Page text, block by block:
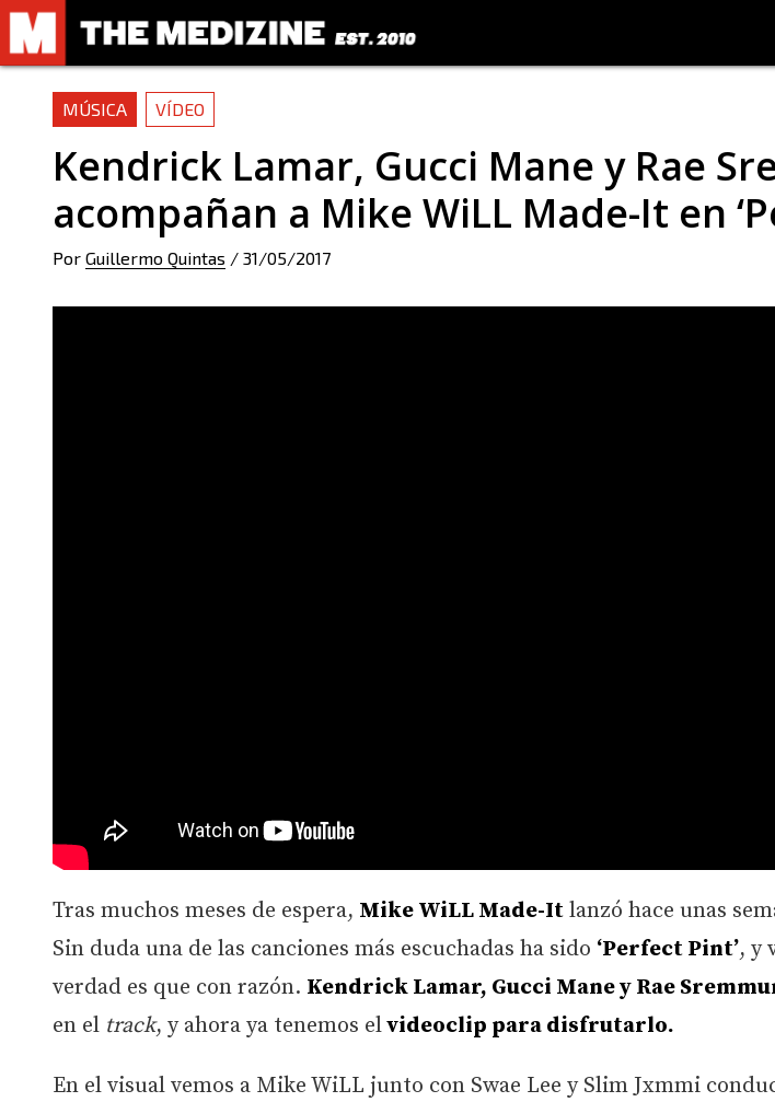
MÚSICA VÍDEO
Kendrick Lamar, Gucci Mane y Rae
acompañan a Mike WiLL Made-It en
Por Guillermo Quintas / 31/05/2017
Tras muchos meses de espera, Mike WiLL Made-It lanzó hace unas
Sin duda una de las canciones más escuchadas ha sido ‘Perfect Pint’, y
verdad es que con razón. Kendrick Lamar, Gucci Mane y Rae
en el track, y ahora ya tenemos elvideoclip para disfrutarlo.
En el visual vemos a Mike WiLL junto con Swae Lee y Slim Jxmmi